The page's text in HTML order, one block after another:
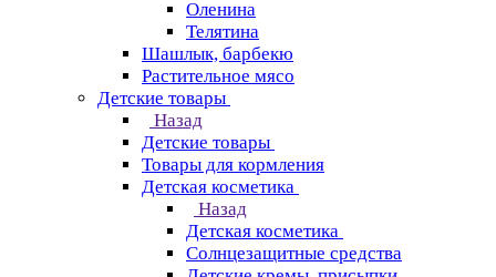
Оленина
Телятина
Шашлык, барбекю
Растительное мясо
Детские товары
Назад
Детские товары
Товары для кормления
Детская косметика
Назад
Детская косметика
Солнцезащитные средства